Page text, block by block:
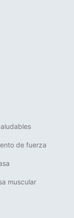
de fuerza
muscular